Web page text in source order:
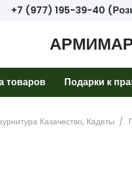
+7 (977) 195-39-40
товаров Подарки к
Казачество, Кадеты /